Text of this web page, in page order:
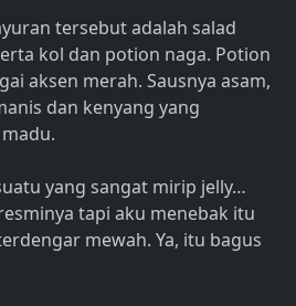
tersebut adalah salad
kol dan potion naga. Potion
aksen merah. Sausnya asam,
dan kenyang yang
yang sangat mirip jelly…
tapi aku menebak itu
mewah. Ya, itu bagus